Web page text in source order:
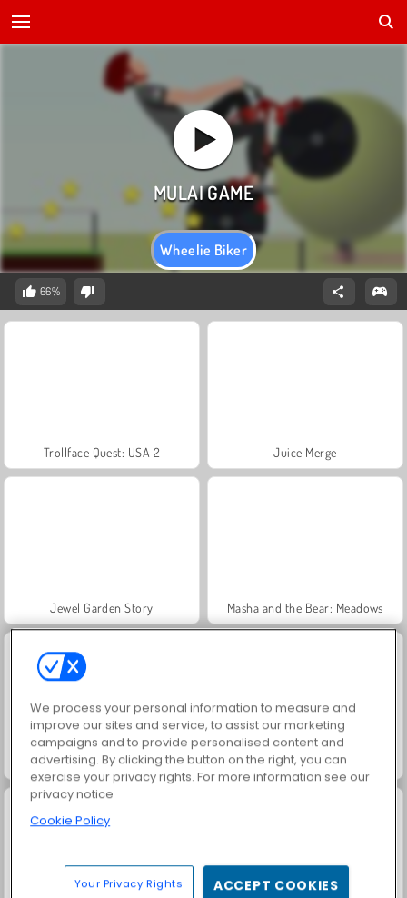
Wheelie Biker
66%
Trollface Quest: USA 2 Juice Merge
Jewel Garden Story Masha and the Bear: Meadows
Scala 40 Grand Mahjong Connect
We process your personal information to measure and
improve our sites and service, to assist our marketing
campaigns and to provide personalised content and
advertising. By clicking the button on the right, you can
exercise your privacy rights. For more information see our
privacy notice
Cookie Policy
Your Privacy Rights ACCEPT COOKIES